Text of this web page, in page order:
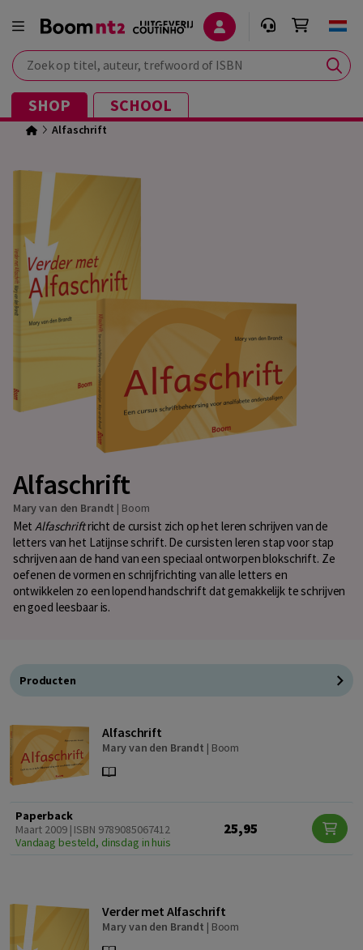
Zoek op titel, auteur, trefwoord of ISBN
SHOP SCHOOL
Alfaschrift
Alfaschrift
Mary van den Brandt | Boom
MetAlfaschriftricht de cursist zich op het leren schrijven van de
letters van het Latijnse schrift. De cursisten leren stap voor stap
schrijven aan de hand van een speciaal ontworpen blokschrift. Ze
oefenen de vormen en schrijfrichting van alle letters en
ontwikkelen zo een lopend handschrift dat gemakkelijk te schrijven
en goed leesbaar is.
Producten
Alfaschrift
Mary van den Brandt | Boom
Paperback
Maart 2009 | ISBN 9789085067412
Vandaag besteld, dinsdag in huis
25,95
Verder met Alfaschrift
Mary van den Brandt | Boom